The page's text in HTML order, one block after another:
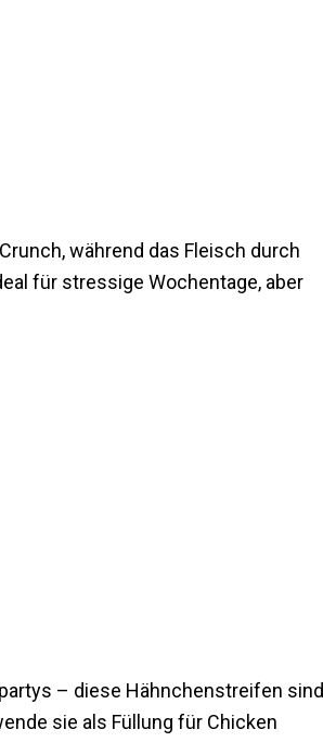
während das Fleisch durch
für stressige Wochentage, aber
– diese Hähnchenstreifen sind
sie als Füllung für Chicken